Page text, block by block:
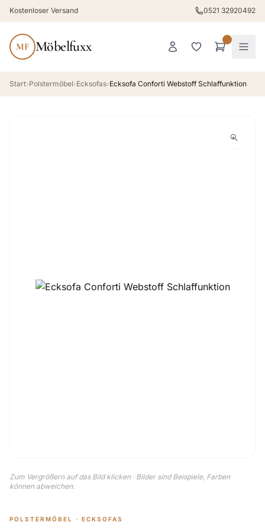
Kostenloser Versand 0521 32920492
MF Möbelfuxx
Start›Polstermöbel›Ecksofas›Ecksofa Conforti Webstoff Schlaffunktion
Zum Vergrößern auf das Bild klicken · Bilder sind Beispiele, Farben
können abweichen.
POLSTERMÖBEL · ECKSOFAS